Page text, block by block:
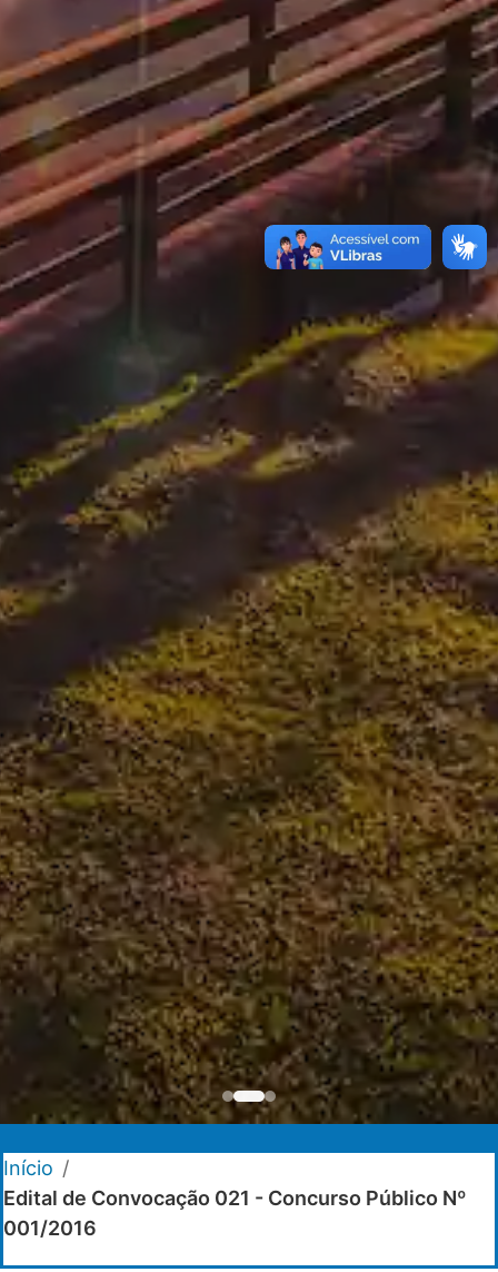
Início /
Edital de Convocação 021 - Concurso Público Nº
001/2016